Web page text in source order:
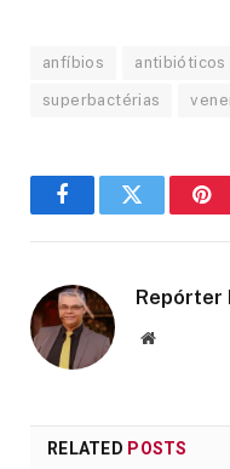
anfíbios antibióticos
superbactérias
FacebookTwitter
Repórter
Website
RELATED POSTS